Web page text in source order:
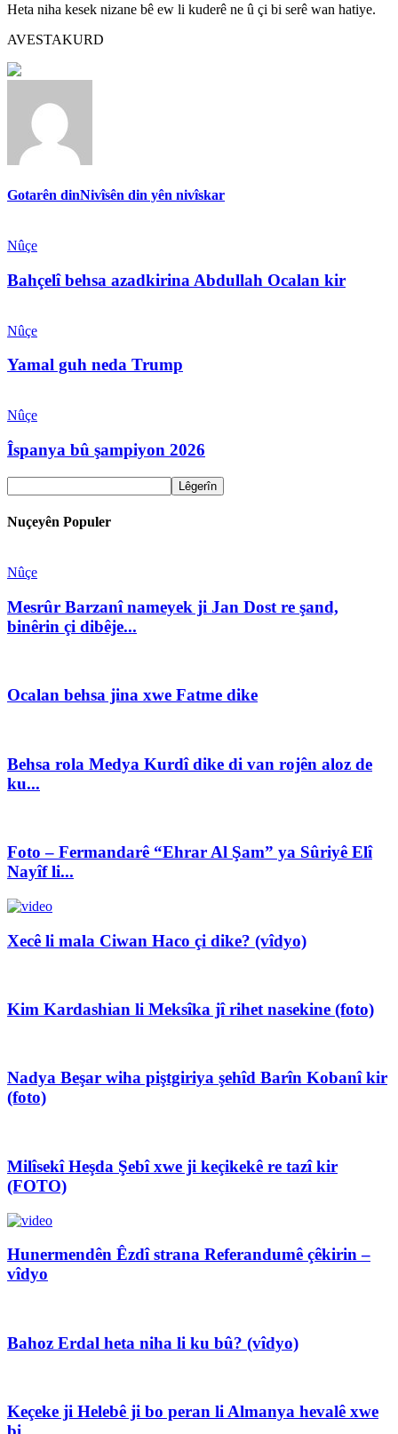
Heta niha kesek nizane bê ew li kuderê ne û çi bi serê wan hatiye.
AVESTAKURD
Gotarên dinNivîsên din yên nivîskar
Nûçe
Bahçelî behsa azadkirina Abdullah Ocalan kir
Nûçe
Yamal guh neda Trump
Nûçe
Îspanya bû şampiyon 2026
Nuçeyên Populer
Nûçe
Mesrûr Barzanî nameyek ji Jan Dost re şand,
binêrin çi dibêje...
Ocalan behsa jina xwe Fatme dike
Behsa rola Medya Kurdî dike di van rojên aloz de
ku...
Foto – Fermandarê “Ehrar Al Şam” ya Sûriyê Elî
Nayîf li...
Xecê li mala Ciwan Haco çi dike? (vîdyo)
Kim Kardashian li Meksîka jî rihet nasekine (foto)
Nadya Beşar wiha piştgiriya şehîd Barîn Kobanî kir
(foto)
Milîsekî Heşda Şebî xwe ji keçikekê re tazî kir
(FOTO)
Hunermendên Êzdî strana Referandumê çêkirin –
vîdyo
Bahoz Erdal heta niha li ku bû? (vîdyo)
Keçeke ji Helebê ji bo peran li Almanya hevalê xwe